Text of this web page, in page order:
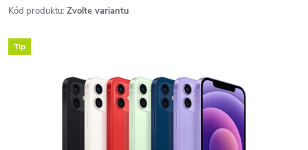
Kód produktu: Zvolte variantu
Tip